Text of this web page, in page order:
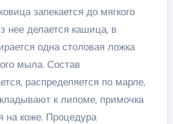
запекается до мягкого
нее делается кашица, в
одна столовая ложка
мыла. Состав
распределяется по марле,
к липоме, примочка
на коже. Процедура